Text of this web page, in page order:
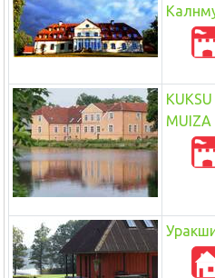
KUKSU
MUIZA